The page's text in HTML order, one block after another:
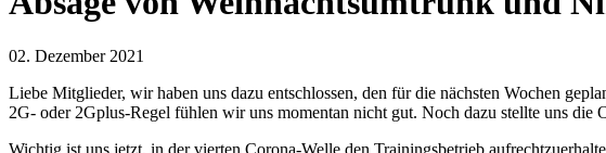
02. Dezember 2021
Liebe Mitglieder, wir haben uns dazu entschlossen, den für die nächsten Wochen
2G- oder 2Gplus-Regel fühlen wir uns momentan nicht gut. Noch dazu stellte uns die
Wichtig ist uns jetzt, in der vierten Corona-Welle den Trainingsbetrieb